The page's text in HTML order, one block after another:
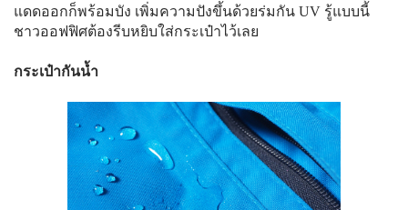
แดดออกก็พร้อมบัง เพิ่มความปังขึ้นด้วยร่มกัน UV รู้แบบนี้
ชาวออฟฟิศต้องรีบหยิบใส่กระเป๋าไว้เลย
กระเป๋ากันน้ำ